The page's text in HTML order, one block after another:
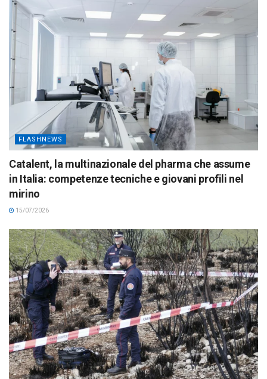
FLASHNEWS
Catalent, la multinazionale del pharma che assume
in Italia: competenze tecniche e giovani profili nel
mirino
15/07/2026